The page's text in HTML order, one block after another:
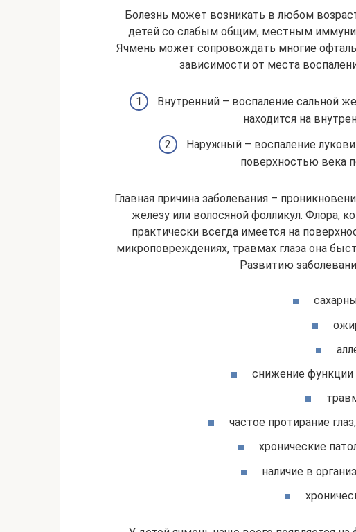
Болезнь может возникать в любом
детей со слабым общим, местным
Ячмень может сопровождать многие
зависимости от места
Внутренний – воспаление сальной
находится на
Наружный – воспаление
поверхностью века
Главная причина заболевания –
железу или волосяной фолликул. Флора,
практически всегда имеется на
микроповреждениях, травмах глаза она
Развитию
снижение
частое протирание
хронические
наличие в